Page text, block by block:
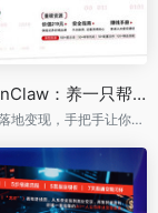
《秒懂OpenClaw：养一只帮你干活的AI龙虾》
从安装配置到落地变现，手把手让你的OpenClaw真正“活”起来